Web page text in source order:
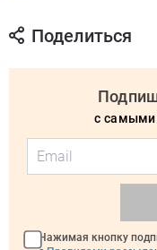
Поделиться
с самыми
Нажимая кнопку